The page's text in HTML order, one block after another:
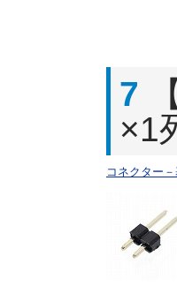
7
×1
コネクター